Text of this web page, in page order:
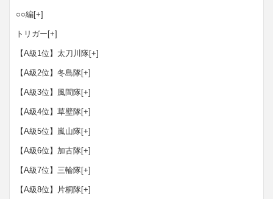
○○編[+]
トリガー [+]
【A級1位】太刀川隊[+]
【A級2位】冬島隊[+]
【A級3位】風間隊[+]
【A級4位】草壁隊[+]
【A級5位】嵐山隊[+]
【A級6位】加古隊[+]
【A級7位】三輪隊[+]
【A級8位】片桐隊[+]